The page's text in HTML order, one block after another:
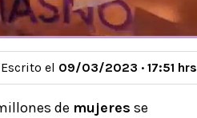
Escrito el 09/03/2023 · 17:51 hrs
de mujeres se